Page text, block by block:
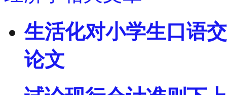
生活化对小学生口语
论文